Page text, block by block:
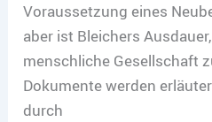
Voraussetzung eines
aber ist Bleichers
menschliche Gesellschaft
Dokumente werden
durch